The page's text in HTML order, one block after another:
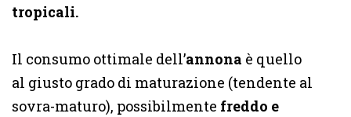
tropicali.
Il consumo ottimale dell’annona è quello
al giusto grado di maturazione (tendente al
sovra-maturo), possibilmente freddo e